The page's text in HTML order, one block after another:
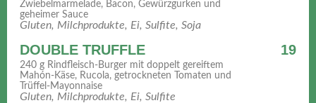
Zwiebelmarmelade, Bacon, Gewürzgurken und
geheimer Sauce
Gluten, Milchprodukte, Ei, Sulfite, Soja
DOUBLE TRUFFLE 19
240 g Rindfleisch-Burger mit doppelt gereiftem
Mahón-Käse, Rucola, getrockneten Tomaten und
Trüffel-Mayonnaise
Gluten, Milchprodukte, Ei, Sulfite